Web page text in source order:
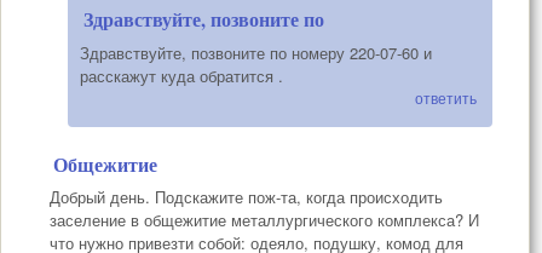
Здравствуйте, позвоните по
Здравствуйте, позвоните по номеру 220-07-60 и
расскажут куда обратится .
ответить
Общежитие
Добрый день. Подскажите пож-та, когда происходить
заселение в общежитие металлургического комплекса? И
что нужно привезти собой: одеяло, подушку, комод для